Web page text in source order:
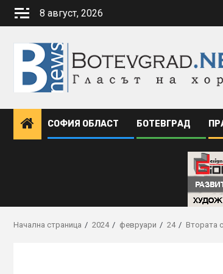
Skip
8 август, 2026
СОФИЯ ОБЛАСТ БОТЕВГРАД
Начална страница 2024 февруари 24 Втората